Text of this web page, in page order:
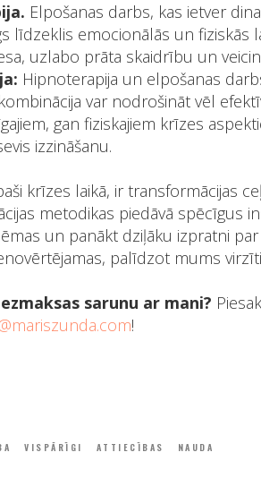
Elpošanas darbs, kas ietver
līdzeklis emocionālās un fiziskās
uzlabo prāta skaidrību un
Hipnoterapija un elpošanas
var nodrošināt vēl
gan fiziskajiem krīzes
izzināšanu.
krīzes laikā, ir transformācijas
metodikas piedāvā spēcīgus
un panākt dziļāku izpratni
palīdzot mums
sarunu ar mani?
!
VISPĀRĪGI ATTIECĪBAS NAUDA